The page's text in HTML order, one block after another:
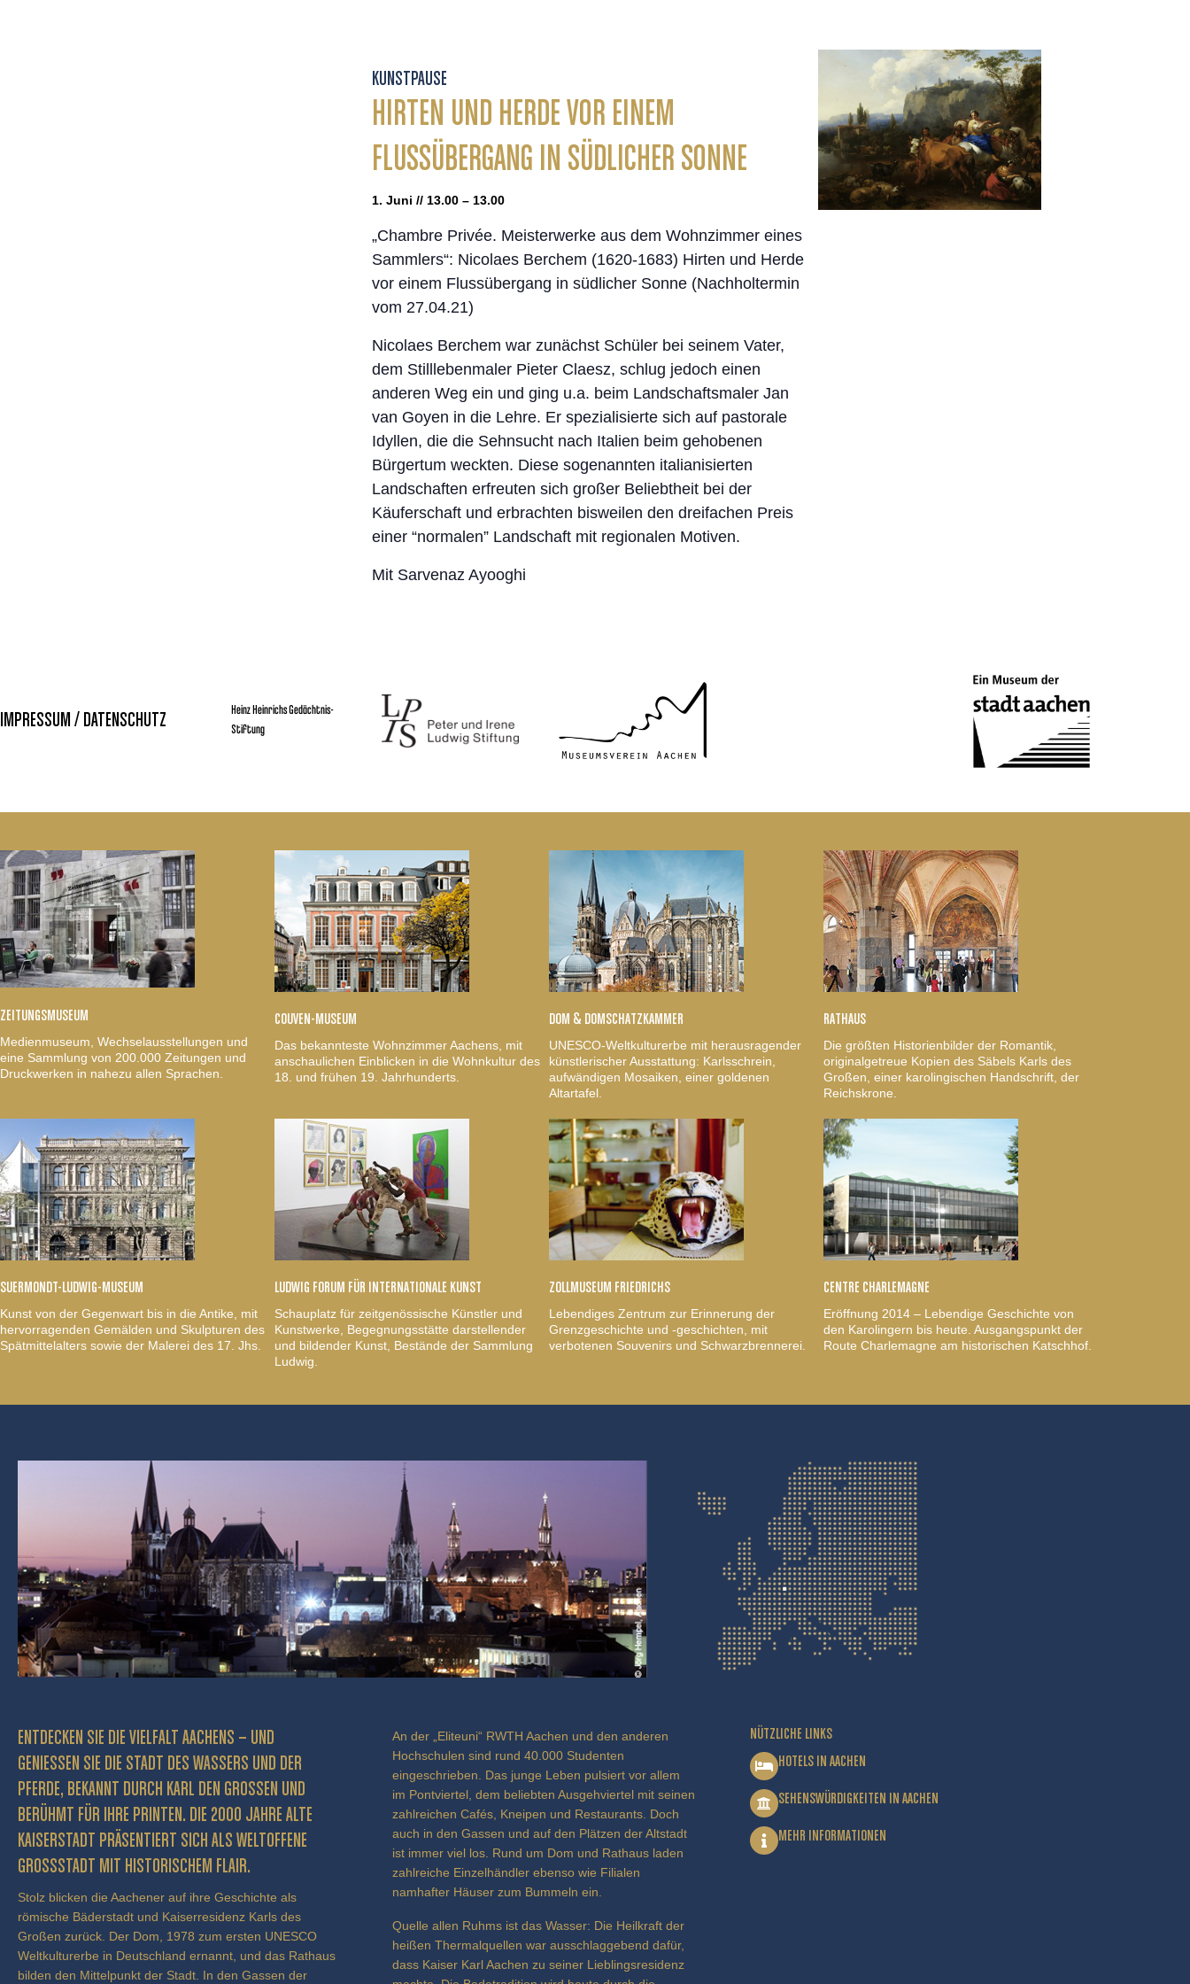
KUNSTPAUSE
HIRTEN UND HERDE VOR EINEM
FLUSSÜBERGANG IN SÜDLICHER SONNE
1. Juni // 13.00 – 13.00
„Chambre Privée. Meisterwerke aus dem Wohnzimmer eines
Sammlers“: Nicolaes Berchem (1620-1683) Hirten und Herde
vor einem Flussübergang in südlicher Sonne (Nachholtermin
vom 27.04.21)
Nicolaes Berchem war zunächst Schüler bei seinem Vater,
dem Stilllebenmaler Pieter Claesz, schlug jedoch einen
anderen Weg ein und ging u.a. beim Landschaftsmaler Jan
van Goyen in die Lehre. Er spezialisierte sich auf pastorale
Idyllen, die die Sehnsucht nach Italien beim gehobenen
Bürgertum weckten. Diese sogenannten italianisierten
Landschaften erfreuten sich großer Beliebtheit bei der
Käuferschaft und erbrachten bisweilen den dreifachen Preis
einer “normalen” Landschaft mit regionalen Motiven.
Mit Sarvenaz Ayooghi
IMPRESSUM / DATENSCHUTZ
Heinz Heinrichs Gedächtnis-
Stiftung
ZEITUNGSMUSEUM
Medienmuseum, Wechselausstellungen und
eine Sammlung von 200.000 Zeitungen und
Druckwerken in nahezu allen Sprachen.
COUVEN-MUSEUM
Das bekannteste Wohnzimmer Aachens, mit
anschaulichen Einblicken in die Wohnkultur des
18. und frühen 19. Jahrhunderts.
DOM & DOMSCHATZKAMMER
UNESCO-Weltkulturerbe mit herausragender
künstlerischer Ausstattung: Karlsschrein,
aufwändigen Mosaiken, einer goldenen
Altartafel.
RATHAUS
Die größten Historienbilder der Romantik,
originalgetreue Kopien des Säbels Karls des
Großen, einer karolingischen Handschrift, der
Reichskrone.
SUERMONDT-LUDWIG-MUSEUM
Kunst von der Gegenwart bis in die Antike, mit
hervorragenden Gemälden und Skulpturen des
Spätmittelalters sowie der Malerei des 17. Jhs.
LUDWIG FORUM FÜR INTERNATIONALE KUNST
Schauplatz für zeitgenössische Künstler und
Kunstwerke, Begegnungsstätte darstellender
und bildender Kunst, Bestände der Sammlung
Ludwig.
ZOLLMUSEUM FRIEDRICHS
Lebendiges Zentrum zur Erinnerung der
Grenzgeschichte und -geschichten, mit
verbotenen Souvenirs und Schwarzbrennerei.
CENTRE CHARLEMAGNE
Eröffnung 2014 – Lebendige Geschichte von
den Karolingern bis heute. Ausgangspunkt der
Route Charlemagne am historischen Katschhof.
ENTDECKEN SIE DIE VIELFALT AACHENS – UND
GENIESSEN SIE DIE STADT DES WASSERS UND DER P
FERDE, BEKANNT DURCH KARL DEN GROSSEN UND BE
RÜHMT FÜR IHRE PRINTEN. DIE 2000 JAHRE ALTE KA
ISERSTADT PRÄSENTIERT SICH ALS WELTOFFENE GR
OSSSTADT MIT HISTORISCHEM FLAIR.
Stolz blicken die Aachener auf ihre Geschichte als
römische Bäderstadt und Kaiserresidenz Karls des
Großen zurück. Der Dom, 1978 zum ersten UNESCO
Weltkulturerbe in Deutschland ernannt, und das Rathaus
bilden den Mittelpunkt der Stadt. In den Gassen der
An der „Eliteuni“ RWTH Aachen und den anderen
Hochschulen sind rund 40.000 Studenten
eingeschrieben. Das junge Leben pulsiert vor allem
im Pontviertel, dem beliebten Ausgehviertel mit seinen
zahlreichen Cafés, Kneipen und Restaurants. Doch
auch in den Gassen und auf den Plätzen der Altstadt
ist immer viel los. Rund um Dom und Rathaus laden
zahlreiche Einzelhändler ebenso wie Filialen
namhafter Häuser zum Bummeln ein.
Quelle allen Ruhms ist das Wasser: Die Heilkraft der
heißen Thermalquellen war ausschlaggebend dafür,
dass Kaiser Karl Aachen zu seiner Lieblingsresidenz
NÜTZLICHE LINKS
HOTELS IN AACHEN
SEHENSWÜRDIGKEITEN IN AACHEN
MEHR INFORMATIONEN